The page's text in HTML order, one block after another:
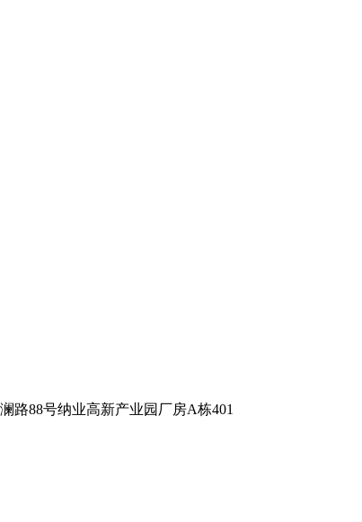
路88号纳业高新产业园厂房A栋401